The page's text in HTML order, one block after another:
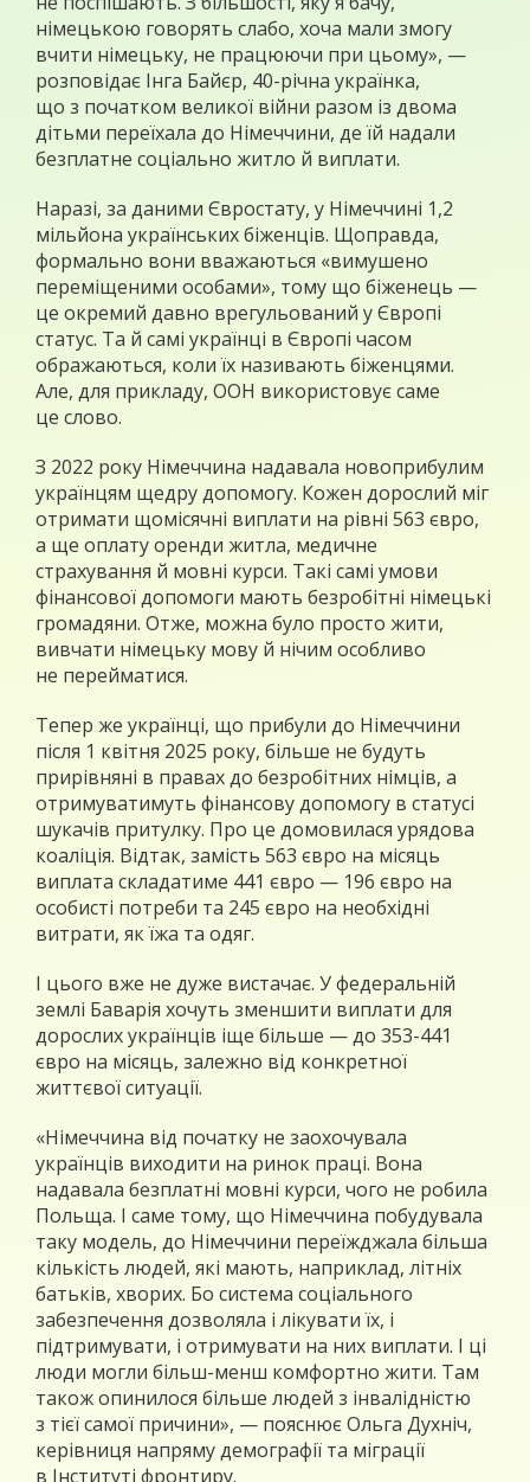
німецькою говорять слабо, хоча мали змогу
вчити німецьку, не працюючи при цьому», —
розповідає Інга Байєр, 40-річна українка,
що з початком великої війни разом із двома
дітьми переїхала до Німеччини, де їй надали
безплатне соціально житло й виплати.
Наразі, за даними Євростату, у Німеччині 1,2
мільйона українських біженців. Щоправда,
формально вони вважаються «вимушено
переміщеними особами», тому що біженець —
це окремий давно врегульований у Європі
статус. Та й самі українці в Європі часом
ображаються, коли їх називають біженцями.
Але, для прикладу, ООН використовує саме
це слово.
З 2022 року Німеччина надавала новоприбулим
українцям щедру допомогу. Кожен дорослий міг
отримати щомісячні виплати на рівні 563 євро,
а ще оплату оренди житла, медичне
страхування й мовні курси. Такі самі умови
фінансової допомоги мають безробітні німецькі
громадяни. Отже, можна було просто жити,
вивчати німецьку мову й нічим особливо
не перейматися.
Тепер же українці, що прибули до Німеччини
після 1 квітня 2025 року, більше не будуть
прирівняні в правах до безробітних німців, а
отримуватимуть фінансову допомогу в статусі
шукачів притулку. Про це домовилася урядова
коаліція. Відтак, замість 563 євро на місяць
виплата складатиме 441 євро — 196 євро на
особисті потреби та 245 євро на необхідні
витрати, як їжа та одяг.
І цього вже не дуже вистачає. У федеральній
землі Баварія хочуть зменшити виплати для
дорослих українців іще більше — до 353-441
євро на місяць, залежно від конкретної
життєвої ситуації.
«Німеччина від початку не заохочувала
українців виходити на ринок праці. Вона
надавала безплатні мовні курси, чого не робила
Польща. І саме тому, що Німеччина побудувала
таку модель, до Німеччини переїжджала більша
кількість людей, які мають, наприклад, літніх
батьків, хворих. Бо система соціального
забезпечення дозволяла і лікувати їх, і
підтримувати, і отримувати на них виплати. І ці
люди могли більш-менш комфортно жити. Там
також опинилося більше людей з інвалідністю
з тієї самої причини», — пояснює Ольга Духніч,
керівниця напряму демографії та міграції
в Інституті фронтиру.